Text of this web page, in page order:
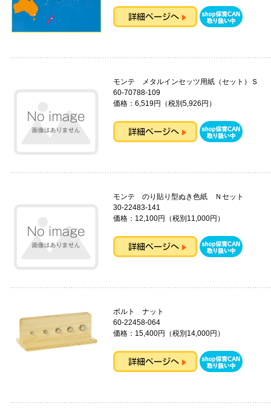
モンテ メタルインセッツ用紙（セット）Ｓ
60-70788-109
価格：6,519円（税別5,926円）
モンテ のり貼り型ぬき色紙 Ｎセット
30-22483-141
価格：12,100円（税別11,000円）
ボルト ナット
60-22458-064
価格：15,400円（税別14,000円）